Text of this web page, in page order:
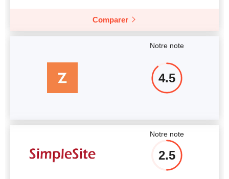
Comparer
Notre note
4.5
Notre note
2.5